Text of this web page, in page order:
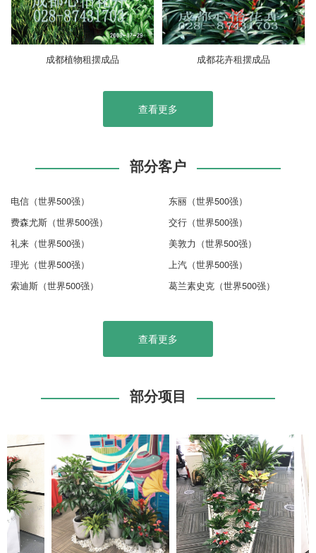
成都植物租摆成品 成都花卉租摆成品
查看更多
部分客户
电信（世界500强）
东丽（世界500强）
费森尤斯（世界500强）
交行（世界500强）
礼来（世界500强）
美敦力（世界500强）
理光（世界500强）
上汽（世界500强）
索迪斯（世界500强）
葛兰素史克（世界500强）
查看更多
部分项目